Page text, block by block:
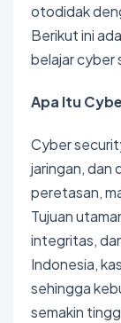
otodidak
Berikut ini
belajar cyber
Apa Itu
Cyber
jaringan, dan
peretasan,
Tujuan
integritas,
Indonesia,
sehingga
semakin